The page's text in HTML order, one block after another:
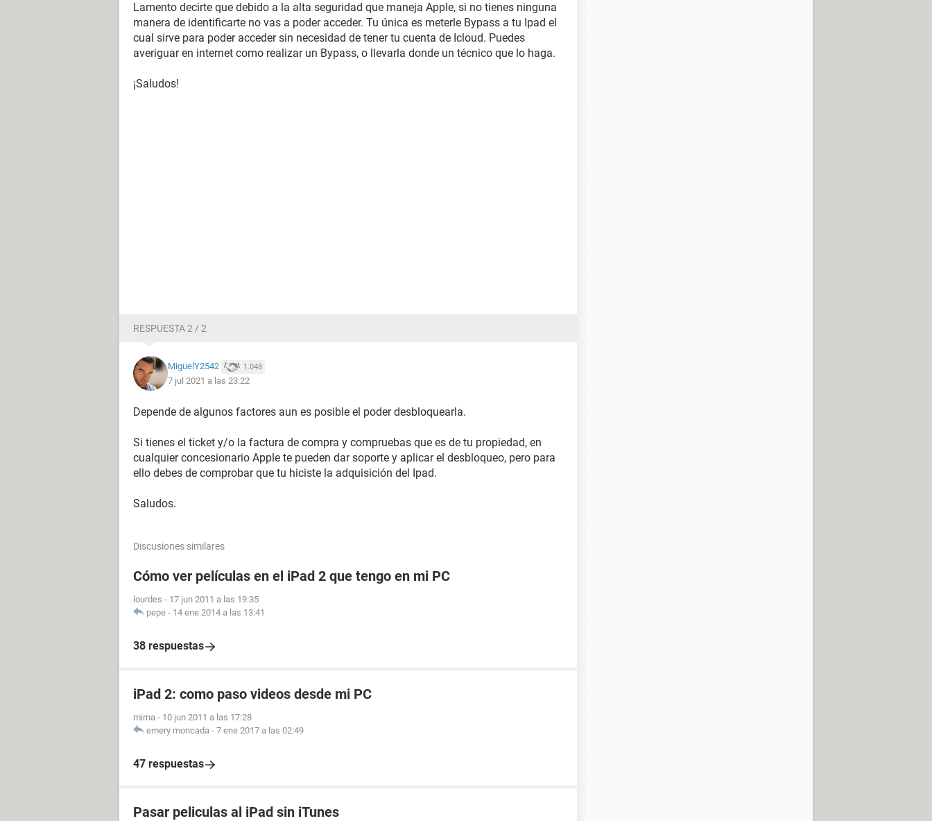
Lamento decirte que debido a la alta seguridad que maneja Apple, si no tienes ninguna
manera de identificarte no vas a poder acceder. Tu única es meterle Bypass a tu Ipad el
cual sirve para poder acceder sin necesidad de tener tu cuenta de Icloud. Puedes
averiguar en internet como realizar un Bypass, o llevarla donde un técnico que lo haga.
¡Saludos!
RESPUESTA 2 / 2
MiguelY2542 1.048
7 jul 2021 a las 23:22
Depende de algunos factores aun es posible el poder desbloquearla.
Si tienes el ticket y/o la factura de compra y compruebas que es de tu propiedad, en
cualquier concesionario Apple te pueden dar soporte y aplicar el desbloqueo, pero para
ello debes de comprobar que tu hiciste la adquisición del Ipad.
Saludos.
Discusiones similares
Cómo ver películas en el iPad 2 que tengo en mi PC
lourdes - 17 jun 2011 a las 19:35
pepe - 14 ene 2014 a las 13:41
38 respuestas
iPad 2: como paso videos desde mi PC
mirna - 10 jun 2011 a las 17:28
emery moncada - 7 ene 2017 a las 02:49
47 respuestas
Pasar peliculas al iPad sin iTunes